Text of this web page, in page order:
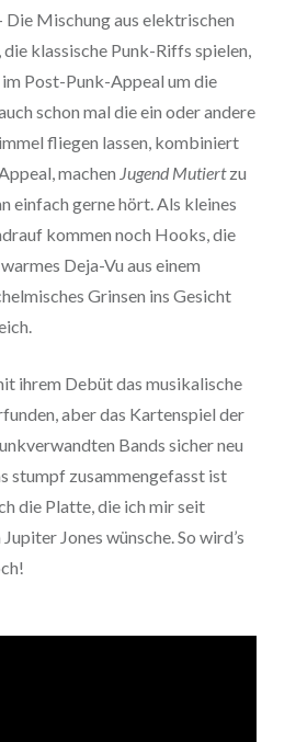
Mischung aus elektrischen
klassische Punk-Riffs spielen,
im Post-Punk-Appeal um die
schon mal die ein oder andere
fliegen lassen, kombiniert
machen Jugend Mutiertzu
einfach gerne hört. Als kleines
kommen noch Hooks, die
Deja-Vu aus einem
Grinsen ins Gesicht
ihrem Debüt das musikalische
aber das Kartenspiel der
Bands sicher neu
stumpf zusammengefasst ist
die Platte, die ich mir seit
Jones wünsche. So wird’s